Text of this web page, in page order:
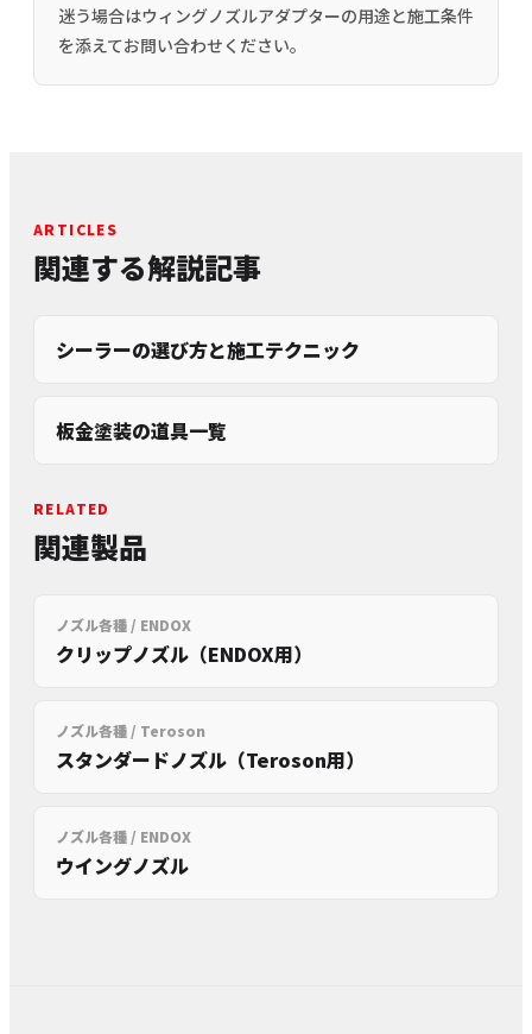
迷う場合はウィングノズルアダプターの用途と施工条件
を添えてお問い合わせください。
ARTICLES
関連する解説記事
シーラーの選び方と施工テクニック
板金塗装の道具一覧
RELATED
関連製品
ノズル各種 / ENDOX
クリップノズル（ENDOX用）
ノズル各種 / Teroson
スタンダードノズル（Teroson用）
ノズル各種 / ENDOX
ウイングノズル